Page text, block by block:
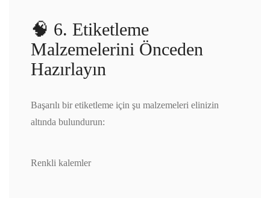
🧠 6. Etiketleme
Malzemelerini Önceden
Hazırlayın
Başarılı bir etiketleme için şu malzemeleri elinizin
altında bulundurun:
Renkli kalemler